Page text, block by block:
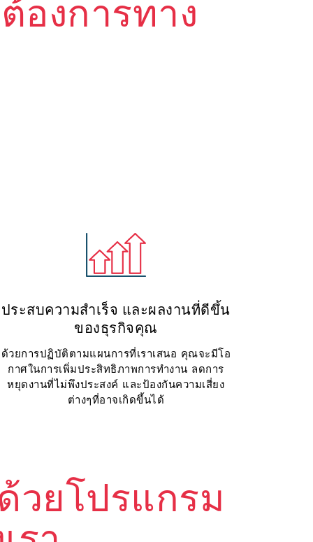
องการทาง
ประสบความสำเร็จ และผลงานที่ดีขึ้น
ของธุรกิจคุณ
ด้วยการปฏิบัติตามแผนการที่เราเสนอ คุณจะมีโอ
กาศในการเพิ่มประสิทธิภาพการทำงาน ลดการ
หยุดงานที่ไม่พึงประสงค์ และป้องกันความเสี่ยง
ต่างๆที่อาจเกิดขึ้นได้
วยโปรแกรม